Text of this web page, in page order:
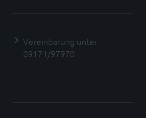
Vereinbarung unter
09171/97970